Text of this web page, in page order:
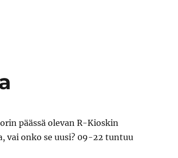
päässä olevan R-Kioskin
vai onko se uusi? 09-22 tuntuu